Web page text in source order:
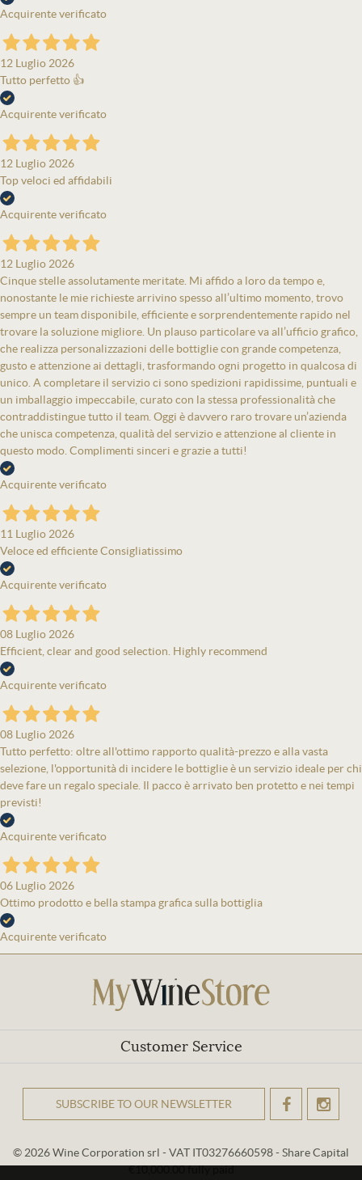
Acquirente verificato
12 Luglio 2026
Tutto perfetto 👍
Acquirente verificato
12 Luglio 2026
Top veloci ed affidabili
Acquirente verificato
12 Luglio 2026
Cinque stelle assolutamente meritate. Mi affido a loro da tempo e,
nonostante le mie richieste arrivino spesso all’ultimo momento, trovo
sempre un team disponibile, efficiente e sorprendentemente rapido nel
trovare la soluzione migliore. Un plauso particolare va all’ufficio grafico,
che realizza personalizzazioni delle bottiglie con grande competenza,
gusto e attenzione ai dettagli, trasformando ogni progetto in qualcosa di
unico. A completare il servizio ci sono spedizioni rapidissime, puntuali e
un imballaggio impeccabile, curato con la stessa professionalità che
contraddistingue tutto il team. Oggi è davvero raro trovare un’azienda
che unisca competenza, qualità del servizio e attenzione al cliente in
questo modo. Complimenti sinceri e grazie a tutti!
Acquirente verificato
11 Luglio 2026
Veloce ed efficiente Consigliatissimo
Acquirente verificato
08 Luglio 2026
Efficient, clear and good selection. Highly recommend
Acquirente verificato
08 Luglio 2026
Tutto perfetto: oltre all'ottimo rapporto qualità-prezzo e alla vasta
selezione, l'opportunità di incidere le bottiglie è un servizio ideale per chi
deve fare un regalo speciale. Il pacco è arrivato ben protetto e nei tempi
previsti!
Acquirente verificato
06 Luglio 2026
Ottimo prodotto e bella stampa grafica sulla bottiglia
Acquirente verificato
Customer Service
SUBSCRIBE TO OUR NEWSLETTER
© 2026 Wine Corporation srl - VAT IT03276660598 - Share Capital
€10,000.00 fully paid